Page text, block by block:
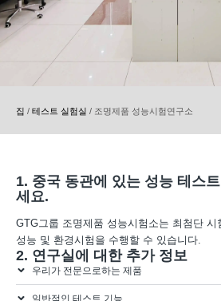
집 / 테스트 실험실 / 조명제품 성능시험연구소
1. 중국 동관에 있는 성능 테스
세요.
GTG그룹 조명제품 성능시험소는 최첨단 시
성능 및 환경시험을 수행할 수 있습니다.
2. 연구실에 대한 추가 정보
우리가 전문으로하는 제품
일반적인 테스트 기능